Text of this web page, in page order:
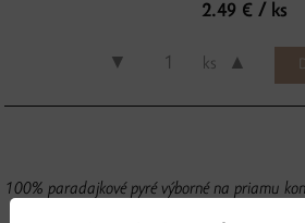
2.49 € / ks
▼ ks ▲
100% paradajkové pyré výborné na priamu